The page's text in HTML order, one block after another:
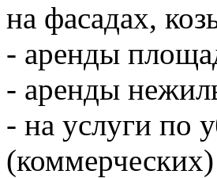
на фасадах,
- аренды
- аренды
- на услуги по